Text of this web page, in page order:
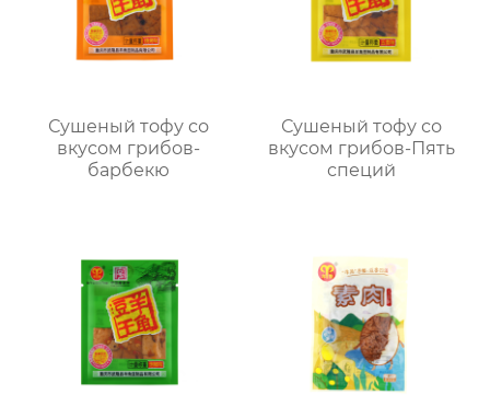
Сушеный тофу со
вкусом грибов-
барбекю
Сушеный тофу со
вкусом грибов-Пять
специй